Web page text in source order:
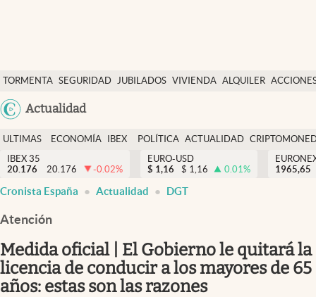
TORMENTA SEGURIDAD JUBILADOS VIVIENDA ALQUILER
USA
Actualidad
Economía y finanzas
Política
Actualidad
Criptomonedas
España
ULTIMAS
NOTICIAS
ECONOMÍA
FINANZAS
IBEX
EURO
POLÍTICA ACTUALIDAD
IBEX 35
20.176
20.176 -0.02%
EURO-USD
$ 1,16 $ 1,16 0.01%
1965,65
Cronista España Actualidad DGT
Atención
Medida oficial | El Gobierno le quitará la
licencia de conducir a los mayores de 65
años: estas son las razones